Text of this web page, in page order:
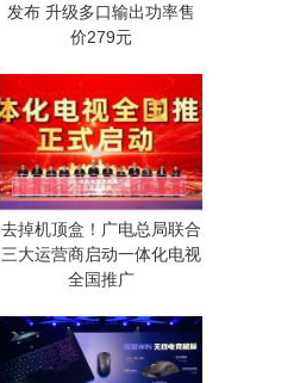
发布 升级多口输出功率售
价279元
去掉机顶盒！广电总局联合
三大运营商启动一体化电视
全国推广